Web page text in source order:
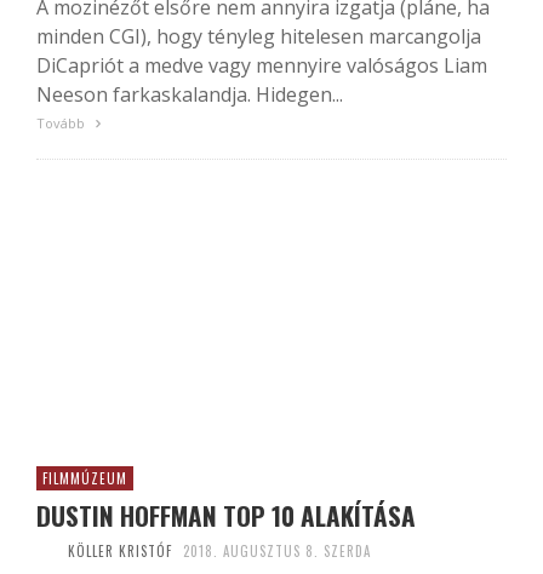
A mozinézőt elsőre nem annyira izgatja (pláne, ha
minden CGI), hogy tényleg hitelesen marcangolja
DiCapriót a medve vagy mennyire valóságos Liam
Neeson farkaskalandja. Hidegen...
Tovább
FILMMÚZEUM
DUSTIN HOFFMAN TOP 10 ALAKÍTÁSA
KÖLLER KRISTÓF 2018. AUGUSZTUS 8. SZERDA